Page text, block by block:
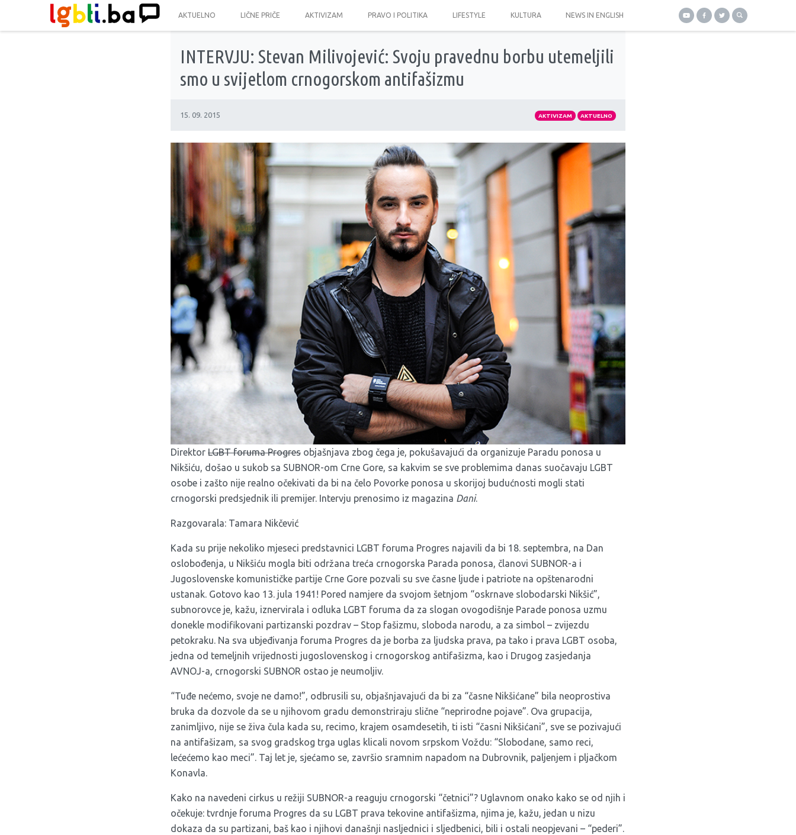
AKTUELNO LIČNE PRIČE AKTIVIZAM PRAVO I POLITIKA LIFESTYLE KULTURA NEWS IN ENGLISH
INTERVJU: Stevan Milivojević: Svoju pravednu borbu utemeljili
smo u svijetlom crnogorskom antifašizmu
15. 09. 2015 AKTIVIZAM AKTUELNO
Direktor LGBT foruma Progres objašnjava zbog čega je, pokušavajući da organizuje Paradu ponosa u
Nikšiću, došao u sukob sa SUBNOR-om Crne Gore, sa kakvim se sve problemima danas suočavaju LGBT
osobe i zašto nije realno očekivati da bi na čelo Povorke ponosa u skorijoj budućnosti mogli stati
crnogorski predsjednik ili premijer. Intervju prenosimo iz magazina Dani.
Razgovarala: Tamara Nikčević
Kada su prije nekoliko mjeseci predstavnici LGBT foruma Progres najavili da bi 18. septembra, na Dan
oslobođenja, u Nikšiću mogla biti održana treća crnogorska Parada ponosa, članovi SUBNOR-a i
Jugoslovenske komunističke partije Crne Gore pozvali su sve časne ljude i patriote na opštenarodni
ustanak. Gotovo kao 13. jula 1941! Pored namjere da svojom šetnjom “oskrnave slobodarski Nikšić”,
subnorovce je, kažu, iznervirala i odluka LGBT foruma da za slogan ovogodišnje Parade ponosa uzmu
donekle modifikovani partizanski pozdrav – Stop fašizmu, sloboda narodu, a za simbol – zvijezdu
petokraku. Na sva ubjeđivanja foruma Progres da je borba za ljudska prava, pa tako i prava LGBT osoba,
jedna od temeljnih vrijednosti jugoslovenskog i crnogorskog antifašizma, kao i Drugog zasjedanja
AVNOJ-a, crnogorski SUBNOR ostao je neumoljiv.
“Tuđe nećemo, svoje ne damo!”, odbrusili su, objašnjavajući da bi za “časne Nikšićane” bila neoprostiva
bruka da dozvole da se u njihovom gradu demonstriraju slične “neprirodne pojave”. Ova grupacija,
zanimljivo, nije se živa čula kada su, recimo, krajem osamdesetih, ti isti “časni Nikšićani”, sve se pozivajući
na antifašizam, sa svog gradskog trga uglas klicali novom srpskom Voždu: “Slobodane, samo reci,
lećećemo kao meci”. Taj let je, sjećamo se, završio sramnim napadom na Dubrovnik, paljenjem i pljačkom
Konavla.
Kako na navedeni cirkus u režiji SUBNOR-a reaguju crnogorski “četnici”? Uglavnom onako kako se od njih i
očekuje: tvrdnje foruma Progres da su LGBT prava tekovine antifašizma, njima je, kažu, jedan u nizu
dokaza da su partizani, baš kao i njihovi današnji nasljednici i sljedbenici, bili i ostali neopjevani – “pederi”.